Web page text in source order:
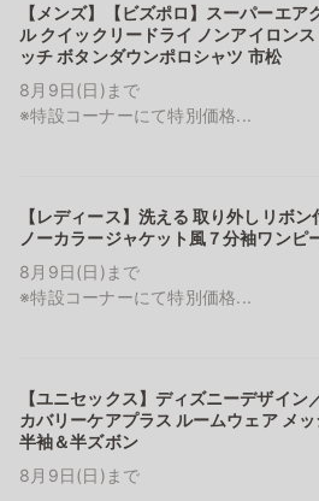
【メンズ】【ビズポロ】スーパーエア
ル クイックリードライ ノンアイロンス
ッチ ボタンダウンポロシャツ 市松
8月9日(日)まで
※特設コーナーにて特別価格...
【レディース】洗える 取り外しリボン
ノーカラージャケット風７分袖ワンピ
8月9日(日)まで
※特設コーナーにて特別価格...
【ユニセックス】ディズニーデザイン
カバリーケアプラス ルームウェア メッ
半袖＆半ズボン
8月9日(日)まで